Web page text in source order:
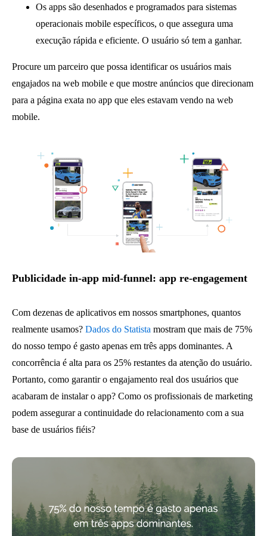
Os apps são desenhados e programados para sistemas
operacionais mobile específicos, o que assegura uma
execução rápida e eficiente. O usuário só tem a ganhar.
Procure um parceiro que possa identificar os usuários mais
engajados na web mobile e que mostre anúncios que direcionam
para a página exata no app que eles estavam vendo na web
mobile.
Publicidade in-app mid-funnel: app re-engagement
Com dezenas de aplicativos em nossos smartphones, quantos
realmente usamos? Dados do Statista mostram que mais de 75%
do nosso tempo é gasto apenas em três apps dominantes. A
concorrência é alta para os 25% restantes da atenção do usuário.
Portanto, como garantir o engajamento real dos usuários que
acabaram de instalar o app? Como os profissionais de marketing
podem assegurar a continuidade do relacionamento com a sua
base de usuários fiéis?